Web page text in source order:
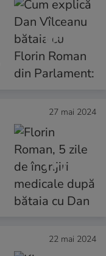
27 mai 2024
22 mai 2024